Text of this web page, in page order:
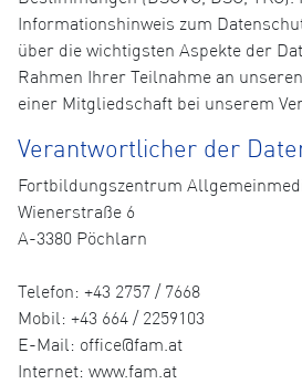
Informationshinweis zum
über die wichtigsten Aspekte der
Rahmen Ihrer Teilnahme an
einer Mitgliedschaft bei unserem
Verantwortlicher der
Fortbildungszentrum
Wienerstraße 6
A-3380 Pöchlarn
Telefon: +43 2757 / 7668
Mobil: +43 664 / 2259103
E-Mail: office@fam.at
Internet: www.fam.at